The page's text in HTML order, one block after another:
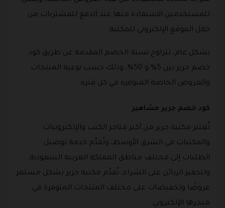
للمستخدمين الاستفادة منها عند الدفع للمشتريات من
خلال الموقع الإلكتروني للمكتبة.
بشكل عام، تتراوح نسبة الخصم المقدمة عن طريق كود
خصم جرير بين 5% و 50%، وذلك حسب نوعية المنتجات
والعروض الخاصة المتوفرة في كل فترة.
كود خصم جرير مشاهير
تُعتبر مكتبة جرير من أكبر متاجر الكتب والإلكترونيات
والمكتبات في الشرق الأوسط، وتُقدِّم خدمة توصيل
الطلبات إلى مختلف مناطق المملكة العربية السعودية.
ولتحفيز الزبائن على الشراء، تُقدِّم مكتبة جرير بشكل مستمر
عروضًا وتخفيضات على مختلف المنتجات المتوفرة في
متجرها الإلكتروني.